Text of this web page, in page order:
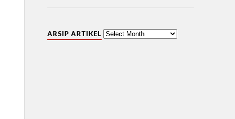
ARSIP ARTIKEL